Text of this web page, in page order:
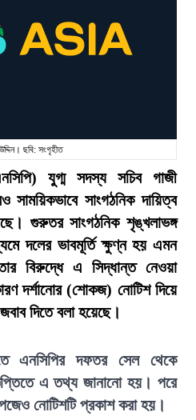
ছবি: সংগৃহীত
যুগ্ম সদস্য সচিব গাজী
সাময়িকভাবে সাংগঠনিক দায়িত্ব
গুরুতর সাংগঠনিক শৃঙ্খলাভঙ্গ
দলের ভাবমূর্তি ক্ষুণ্ন হয় এমন
বিরুদ্ধে এ সিদ্ধান্ত নেওয়া
দর্শানোর (শোকজ) নোটিশ দিয়ে
দিতে বলা হয়েছে।
এনসিপির দফতর সেল থেকে
এ তথ্য জানানো হয়। পরে
নোটিশটি প্রকাশ করা হয়।